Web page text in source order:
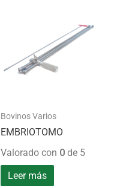
Bovinos Varios
EMBRIOTOMO
Valorado con 0de 5
Leer más